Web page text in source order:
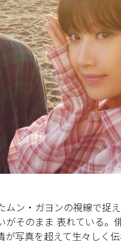
ン・ガヨンの視線で捉
そのまま 表れている。
写真を超えて生々しく